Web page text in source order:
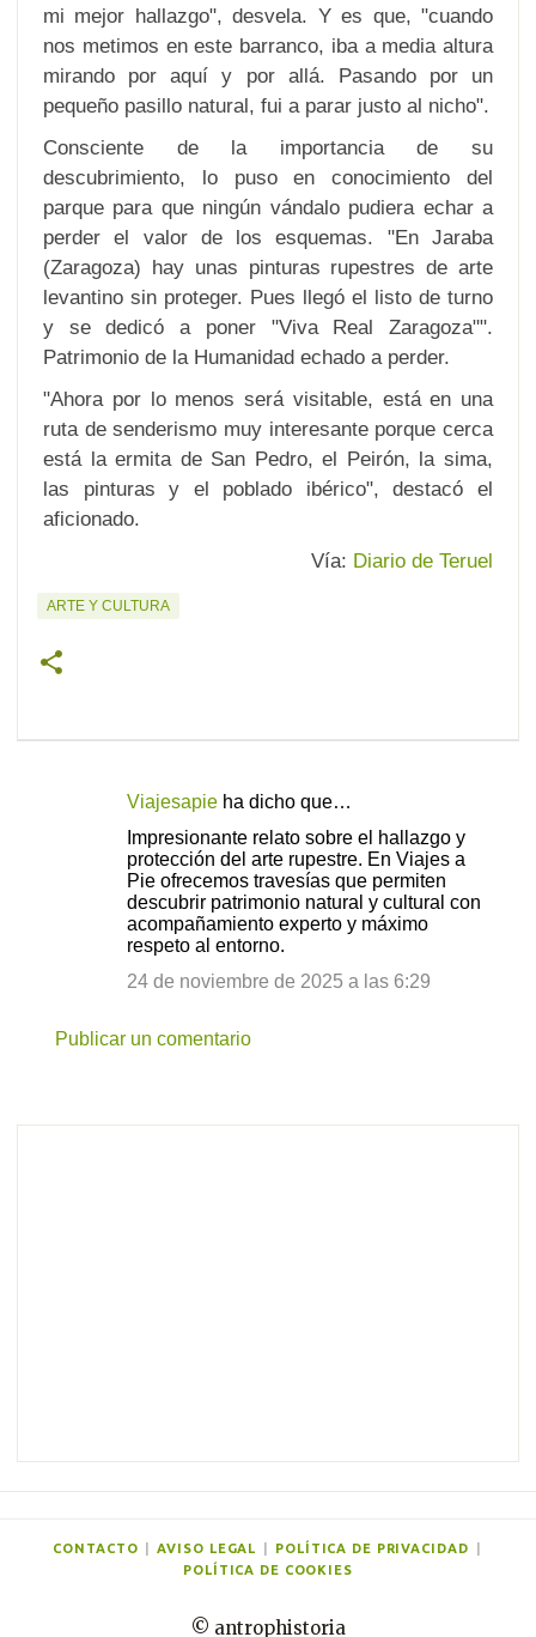
mi mejor hallazgo", desvela. Y es que, "cuando
nos metimos en este barranco, iba a media altura
mirando por aquí y por allá. Pasando por un
pequeño pasillo natural, fui a parar justo al nicho".
Consciente de la importancia de su
descubrimiento, lo puso en conocimiento del
parque para que ningún vándalo pudiera echar a
perder el valor de los esquemas. "En Jaraba
(Zaragoza) hay unas pinturas rupestres de arte
levantino sin proteger. Pues llegó el listo de turno
y se dedicó a poner "Viva Real Zaragoza"".
Patrimonio de la Humanidad echado a perder.
"Ahora por lo menos será visitable, está en una
ruta de senderismo muy interesante porque cerca
está la ermita de San Pedro, el Peirón, la sima,
las pinturas y el poblado ibérico", destacó el
aficionado.
Vía: Diario de Teruel
ARTE Y CULTURA
r
o
Viajesapie ha dicho que…
Impresionante relato sobre el hallazgo y
protección del arte rupestre. En Viajes a
Pie ofrecemos travesías que permiten
descubrir patrimonio natural y cultural con
acompañamiento experto y máximo
respeto al entorno.
24 de noviembre de 2025 a las 6:29
Publicar un comentario
© antrophistoria
CONTACTO AVISO LEGAL POLÍTICA DE PRIVACIDAD
POLÍTICA DE COOKIES